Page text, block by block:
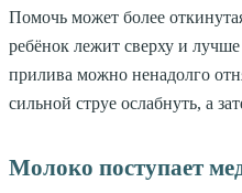
Помочь может более
ребёнок лежит сверху и
прилива можно ненадолго
сильной струе ослабнуть, а
Молоко поступает